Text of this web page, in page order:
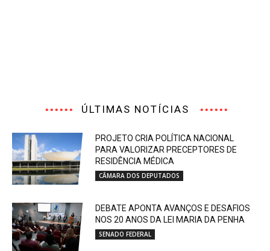
ÚLTIMAS NOTÍCIAS
PROJETO CRIA POLÍTICA NACIONAL
PARA VALORIZAR PRECEPTORES DE
RESIDÊNCIA MÉDICA
CÂMARA DOS DEPUTADOS
DEBATE APONTA AVANÇOS E DESAFIOS
NOS 20 ANOS DA LEI MARIA DA PENHA
SENADO FEDERAL